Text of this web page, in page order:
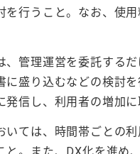
を行うこと。なお、使
、管理運営を委託する
に盛り込むなどの検討
信し、利用者の増加に
いては、時間帯ごとの